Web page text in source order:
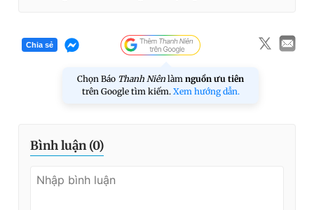
Chia sẻ
Chọn Báo Thanh Niên làm nguồn ưu tiên
trên Google tìm kiếm. Xem hướng dẫn.
Bình luận (0)